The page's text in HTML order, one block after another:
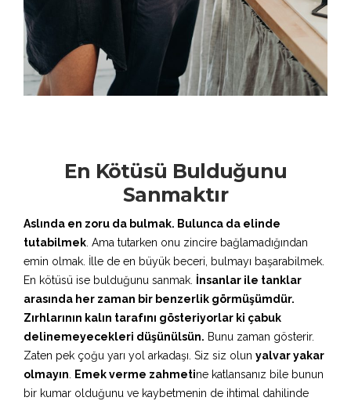
En Kötüsü Bulduğunu
Sanmaktır
Aslında en zoru da bulmak. Bulunca da elinde
tutabilmek. Ama tutarken onu zincire bağlamadığından
emin olmak. İlle de en büyük beceri, bulmayı başarabilmek.
En kötüsü ise bulduğunu sanmak. İnsanlar ile tanklar
arasında her zaman bir benzerlik görmüşümdür.
Zırhlarının kalın tarafını gösteriyorlar ki çabuk
delinemeyecekleri düşünülsün. Bunu zaman gösterir.
Zaten pek çoğu yarı yol arkadaşı. Siz siz olun yalvar yakar
olmayın. Emek verme zahmetine katlansanız bile bunun
bir kumar olduğunu ve kaybetmenin de ihtimal dahilinde